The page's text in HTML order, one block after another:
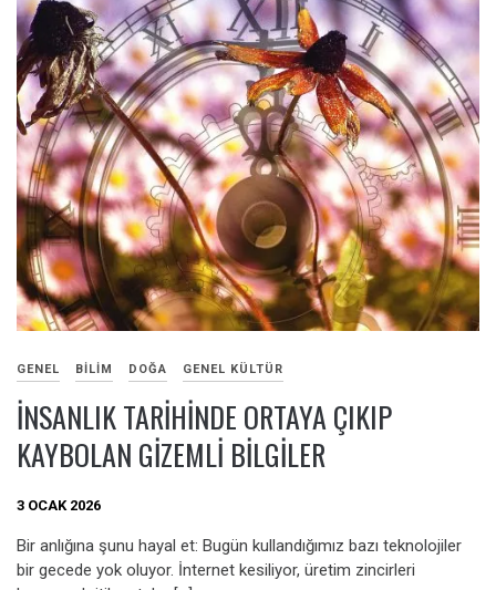
GENEL BILIM DOĞA GENEL KÜLTÜR
İNSANLIK TARIHINDE ORTAYA ÇIKIP
KAYBOLAN GIZEMLI BILGILER
3 OCAK 2026
Bir anlığına şunu hayal et: Bugün kullandığımız bazı teknolojiler
bir gecede yok oluyor. İnternet kesiliyor, üretim zincirleri